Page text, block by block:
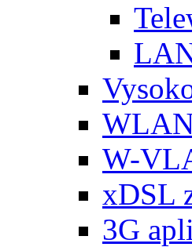
W-
xDSL
3G